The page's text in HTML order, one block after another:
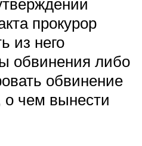
прокурор
из него
обвинения либо
обвинение
о чем вынести